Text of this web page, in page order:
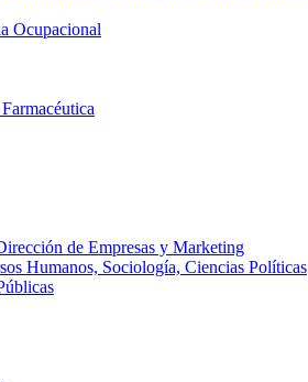
Ocupacional
de Empresas y Marketing
Humanos, Sociología, Ciencias Políticas